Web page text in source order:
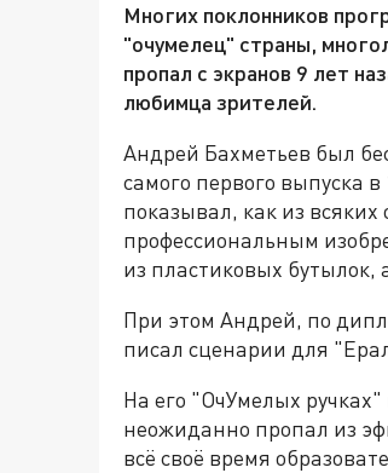
Многих поклонников
"очумелец" страны,
пропал с экранов 9 лет
любимца зрителей.
Андрей Бахметьев был
самого первого выпуска
показывал, как из
профессиональным
из пластиковых бутылок,
При этом Андрей, по
писал сценарии для
На его "ОчУмелых ручках"
неожиданно пропал из
всё своё время